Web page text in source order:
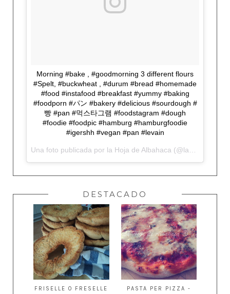
Morning #bake , #goodmorning 3 different flours
#Spelt, #buckwheat , #durum #bread #homemade
#food #instafood #breakfast #yummy #baking
#foodporn #パン #bakery #delicious #sourdough #
빵 #pan #먹스타그램 #foodstagram #dough
#foodie #foodpic #hamburg #hamburgfoodie
#igershh #vegan #pan #levain
DESTACADO
FRISELLE O FRESELLE
PASTA PER PIZZA -